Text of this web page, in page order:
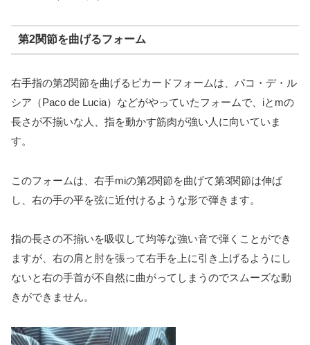
第2関節を曲げるフォーム
右手指の第2関節を曲げるピカードフォームは、パコ・デ・ル
シア（Paco de Lucia）などがやっていたフォームで、iとmの
長さが不揃いな人、指を動かす筋肉が強い人に向いていま
す。
このフォームは、右手miの第2関節を曲げて第3関節は伸ば
し、右の手の平を弦に近付けるような形で弾きます。
指の長さの不揃いを吸収して均等な強い音で弾くことができ
ますが、右の肩と肘を張って右手を上に引き上げるようにし
ないと右の手首が不自然に曲がってしまうのでスムーズな動
きができません。